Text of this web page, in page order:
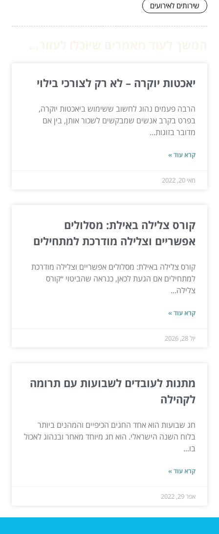
שירותים לאירועים
יאכטות יוקרה – לא רק לצורכי בילוי
הרבה פעמים נהוג לחשוב ששימוש ביאכטות יוקרה,
בפרט בקרב אנשים שמבקשים לשכור אותן, בין אם
מדובר בזוגות...
קרא עוד »
מאי 20, 2022
קורס צלילה באילת: מסלולים
אפשריים וצלילה מודרכת למתחילים
קורס צלילה באילת: מסלולים אפשריים וצלילה מודרכת
למתחילים אם הגעת לכאן, כנראה שהביטוי ״קורס
צלילה...
קרא עוד »
יול 28, 2026
מתנות לעובדים לשבועות עם תרומה
לקהילה
חג שבועות הוא אחד החגים הכיפיים והמהנים ביותר
בלוח השנה הישראלי. הוא חג מיוחד מאחר ובנהוג לאכול
בו...
קרא עוד »
אפר 29, 2022